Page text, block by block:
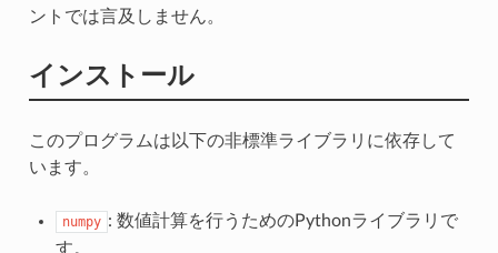
ントでは言及しません。
インストール
このプログラムは以下の非標準ライブラリに依存して
います。
numpy : 数値計算を行うためのPythonライブラリで
す。